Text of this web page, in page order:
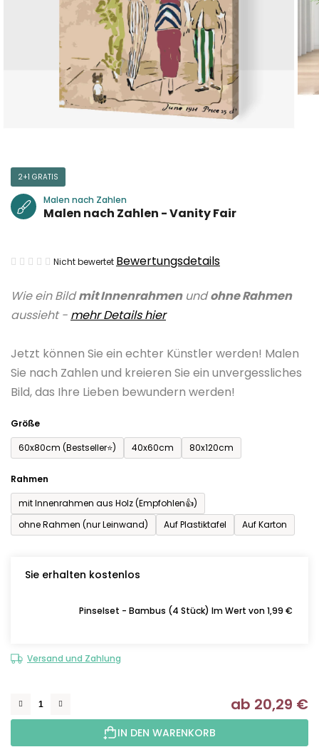
Wie ein Bildmit Innenrahmenundohne Rahmen
aussieht - mehr Details hier
Jetzt können Sie ein echter Künstler werden! Malen
Sie nach Zahlen und kreieren Sie ein unvergessliches
Bild, das Ihre Lieben bewundern werden!
Größe
60x80cm (Bestseller⭐)
40x60cm 80x120cm
Rahmen
mit Innenrahmen aus Holz (Empfohlen👍)
ohne Rahmen (nur Leinwand)
Auf Plastiktafel Auf Karton
Sie erhalten kostenlos
Pinselset - Bambus (4 Stück) Im Wert von 1,99 €
Versand und Zahlung
ab 20,29 €
IN DEN WARENKORB
2+1 GRATIS
Malen nach Zahlen
Malen nach Zahlen - Vanity Fair
Die
Produktbewertung
ist
von
5
Sternen.
Nicht bewertet Bewertungsdetails